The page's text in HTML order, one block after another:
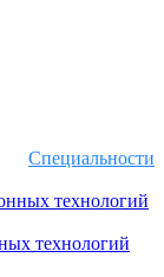
Специальности
технологий